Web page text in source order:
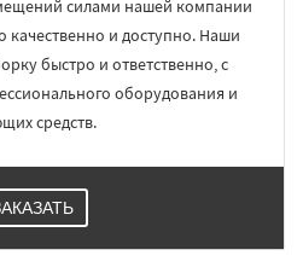
силами нашей компании
качественно и доступно. Наши
быстро и ответственно, с
оборудования и
средств.